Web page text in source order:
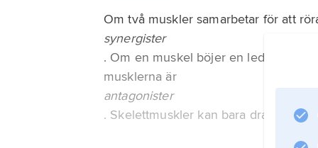
Om två muskler samarbetar för att
synergister
. Om en muskel böjer en led och en
musklerna är
antagonister
. Skelettmuskler kan bara dra ihop